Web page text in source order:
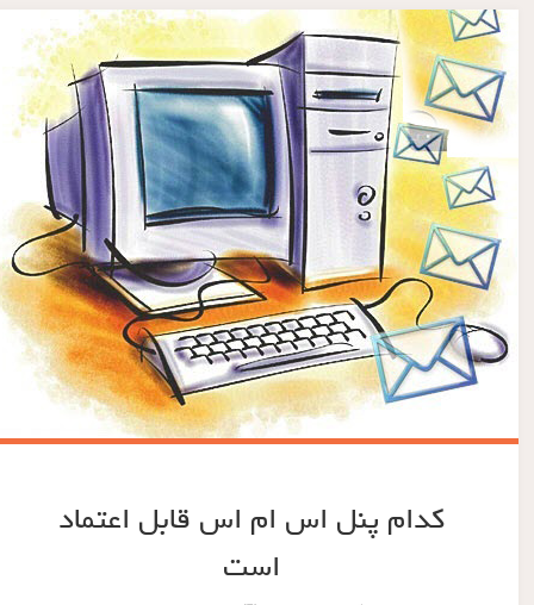
کدام پنل اس ام اس قابل اعتماد
است